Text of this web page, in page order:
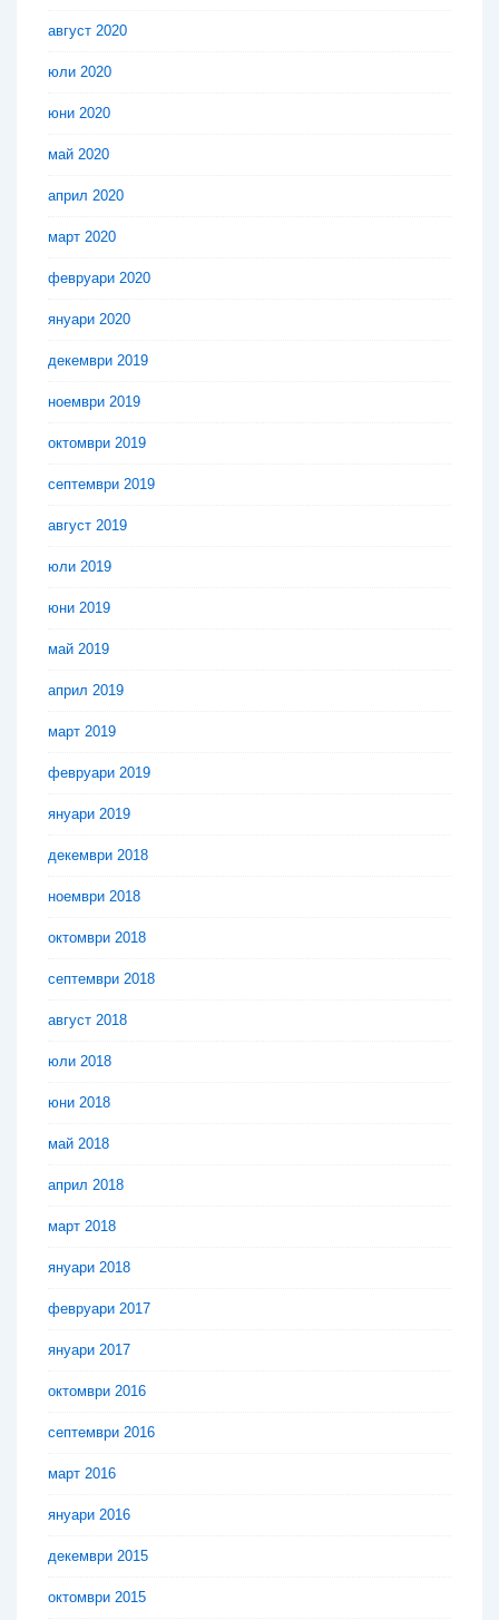
август 2020
юли 2020
юни 2020
май 2020
април 2020
март 2020
февруари 2020
януари 2020
декември 2019
ноември 2019
октомври 2019
септември 2019
август 2019
юли 2019
юни 2019
май 2019
април 2019
март 2019
февруари 2019
януари 2019
декември 2018
ноември 2018
октомври 2018
септември 2018
август 2018
юли 2018
юни 2018
май 2018
април 2018
март 2018
януари 2018
февруари 2017
януари 2017
октомври 2016
септември 2016
март 2016
януари 2016
декември 2015
октомври 2015